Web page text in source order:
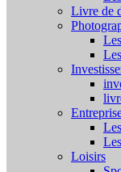
Livre de
Loisirs